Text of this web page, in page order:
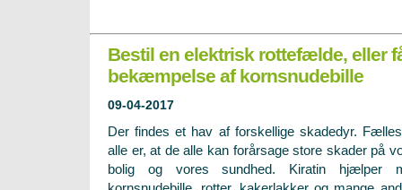
Bestil en elektrisk rottefælde, eller
bekæmpelse af kornsnudebille
09-04-2017
Der findes et hav af forskellige skadedyr.
alle er, at de alle kan forårsage store skader på
bolig og vores sundhed. Kiratin hjælper